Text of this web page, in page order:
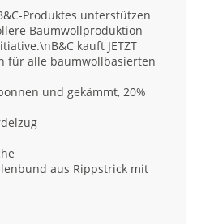
Produktes unterstützen
Baumwollproduktion
kauft JETZT
für alle baumwollbasierten
und gekämmt, 20%
aus Rippstrick mit